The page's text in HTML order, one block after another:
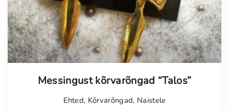
Messingust kõrvarõngad “Talos”
Ehted, Kõrvarõngad, Naistele